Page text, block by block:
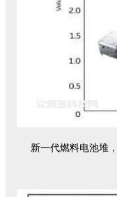
新一代燃料电池堆